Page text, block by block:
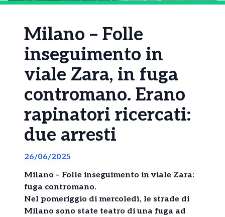
Milano – Folle
inseguimento in
viale Zara, in fuga
contromano. Erano
rapinatori ricercati:
due arresti
26/06/2025
Milano – Folle inseguimento in viale Zara:
fuga contromano.
Nel pomeriggio di mercoledì, le strade di
Milano sono state teatro di una fuga ad